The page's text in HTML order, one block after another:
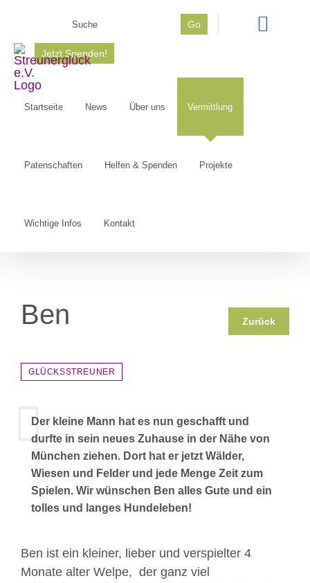
springen
Go
Jetzt Spenden!
Startseite News Über uns Vermittlung
Patenschaften Helfen & Spenden Projekte
Wichtige Infos Kontakt
Ben Zurück
GLÜCKSSTREUNER
Der kleine Mann hat es nun geschafft und
durfte in sein neues Zuhause in der Nähe von
München ziehen. Dort hat er jetzt Wälder,
Wiesen und Felder und jede Menge Zeit zum
Spielen. Wir wünschen Ben alles Gute und ein
tolles und langes Hundeleben!
Ben ist ein kleiner, lieber und verspielter 4
Monate alter Welpe, der ganz viel